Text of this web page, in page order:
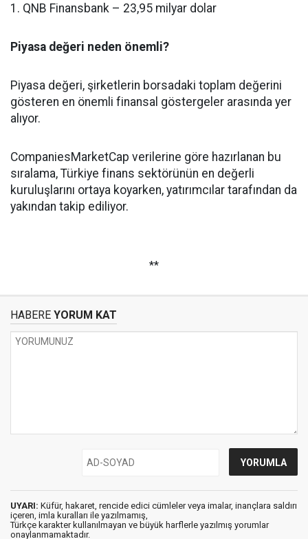
1. QNB Finansbank – 23,95 milyar dolar
Piyasa değeri neden önemli?
Piyasa değeri, şirketlerin borsadaki toplam değerini
gösteren en önemli finansal göstergeler arasında yer
alıyor.
CompaniesMarketCap verilerine göre hazırlanan bu
sıralama, Türkiye finans sektörünün en değerli
kuruluşlarını ortaya koyarken, yatırımcılar tarafından da
yakından takip ediliyor.
**
HABERE YORUM KAT
UYARI: Küfür, hakaret, rencide edici cümleler veya imalar, inançlara saldırı
içeren, imla kuralları ile yazılmamış,
Türkçe karakter kullanılmayan ve büyük harflerle yazılmış yorumlar
onaylanmamaktadır.